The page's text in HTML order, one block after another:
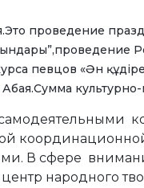
проведение
«Ән
культурно-
В сфере
народного